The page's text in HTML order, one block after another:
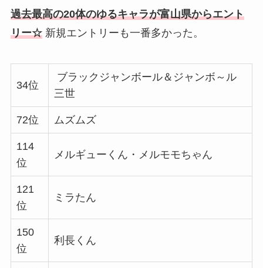
過去最高の20体のゆるキャラが富山県からエント
リー☆新規エントリーも一番多かった。
34位
ブラックジャンボール＆ジャンボ～ル
三世
72位 ムズムズ
114
位
メルギューくん・メルモモちゃん
121
位
ミラたん
150
位
利長くん